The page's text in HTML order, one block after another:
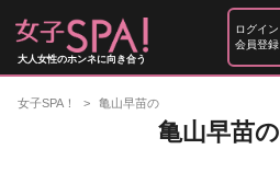
大人女性のホンネに向き合う
ログイン
会員登録
女子SPA！ 亀山早苗の
亀山早苗の